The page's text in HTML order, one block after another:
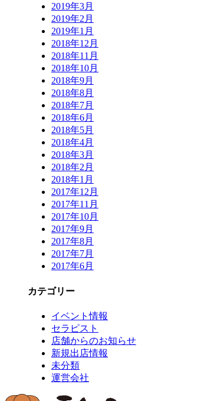
2019年3月
2019年2月
2019年1月
2018年12月
2018年11月
2018年10月
2018年9月
2018年8月
2018年7月
2018年6月
2018年5月
2018年4月
2018年3月
2018年2月
2018年1月
2017年12月
2017年11月
2017年10月
2017年9月
2017年8月
2017年7月
2017年6月
カテゴリー
イベント情報
セラピスト
店舗からのお知らせ
新規出店情報
未分類
運営会社